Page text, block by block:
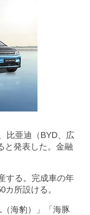
比亜迪（BYD、広
と発表した。金融
する。完成車の年
所設ける。
海豹）」「海豚